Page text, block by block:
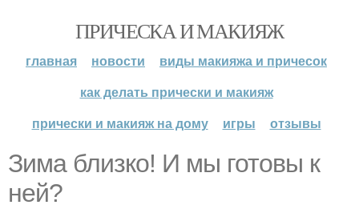
ПРИЧЕСКА И МАКИЯЖ
главная новости
виды макияжа и причесок
как делать прически и макияж
прически и макияж на дому
игры отзывы
Зима близко! И мы готовы к
ней?